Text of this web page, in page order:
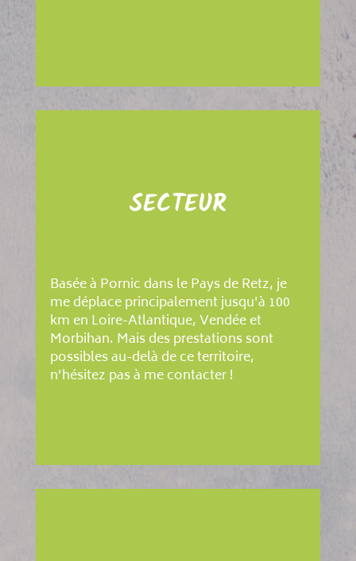
SECTEUR
Basée à Pornic dans le Pays de Retz, je
me déplace principalement jusqu'à 100
km en Loire-Atlantique, Vendée et
Morbihan. Mais des prestations sont
possibles au-delà de ce territoire,
n’hésitez pas à me contacter !